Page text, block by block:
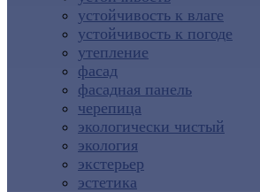
устойчивость к влаге
устойчивость к погоде
утепление
фасад
фасадная панель
черепица
экологически чистый
экология
экстерьер
эстетика